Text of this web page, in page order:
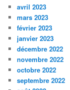
avril 2023
mars 2023
février 2023
janvier 2023
décembre 2022
novembre 2022
octobre 2022
septembre 2022